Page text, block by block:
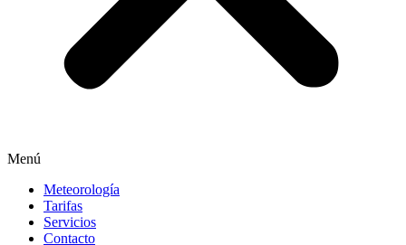
Menú
Meteorología
Tarifas
Servicios
Contacto